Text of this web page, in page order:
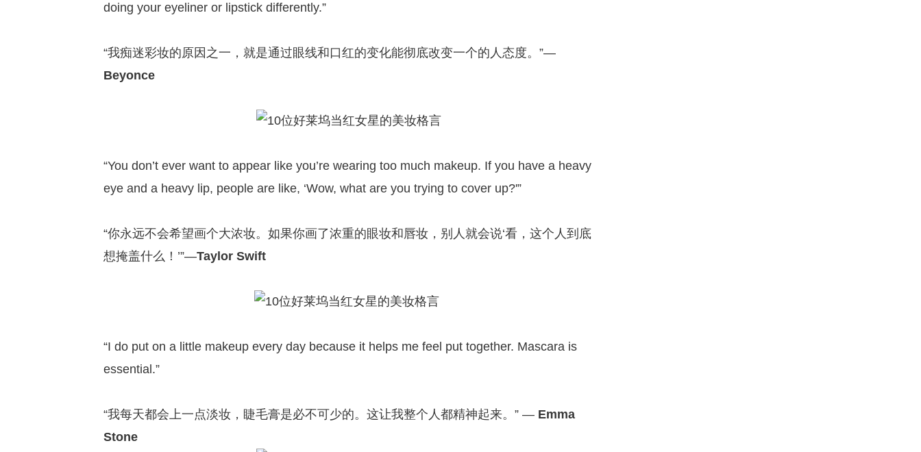
doing your eyeliner or lipstick differently.”
“我痴迷彩妆的原因之一，就是通过眼线和口红的变化能彻底改变一个的人态度。”—
Beyonce
“You don’t ever want to appear like you’re wearing too much makeup. If you have a heavy
eye and a heavy lip, people are like, ‘Wow, what are you trying to cover up?'”
“你永远不会希望画个大浓妆。如果你画了浓重的眼妆和唇妆，别人就会说‘看，这个人到底
想掩盖什么！’”—Taylor Swift
“I do put on a little makeup every day because it helps me feel put together. Mascara is
essential.”
“我每天都会上一点淡妆，睫毛膏是必不可少的。这让我整个人都精神起来。” — Emma
Stone